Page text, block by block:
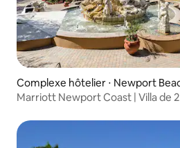
Complexe hôtelier ⋅ Newport
Marriott Newport Coast | Villa de